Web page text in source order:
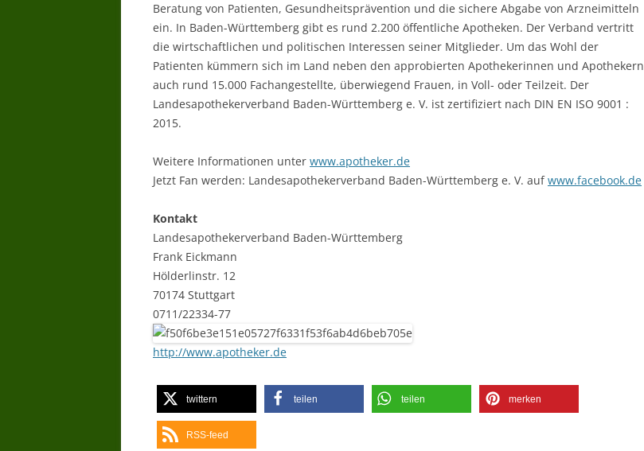
Beratung von Patienten, Gesundheitsprävention und die sichere Abgabe von Arzneimitteln
ein. In Baden-Württemberg gibt es rund 2.200 öffentliche Apotheken. Der Verband vertritt
die wirtschaftlichen und politischen Interessen seiner Mitglieder. Um das Wohl der
Patienten kümmern sich im Land neben den approbierten Apothekerinnen und Apothekern
auch rund 15.000 Fachangestellte, überwiegend Frauen, in Voll- oder Teilzeit. Der
Landesapothekerverband Baden-Württemberg e. V. ist zertifiziert nach DIN EN ISO 9001 :
2015.
Weitere Informationen unter www.apotheker.de
Jetzt Fan werden: Landesapothekerverband Baden-Württemberg e. V. aufwww.facebook.de
Kontakt
Landesapothekerverband Baden-Württemberg
Frank Eickmann
Hölderlinstr. 12
70174 Stuttgart
0711/22334-77
http://www.apotheker.de
twittern teilen teilen merken
RSS-feed